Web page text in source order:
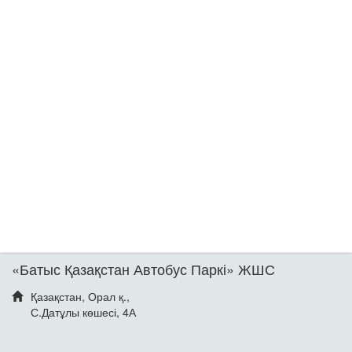
«Батыс Қазақстан Автобус Паркі» ЖШС
Қазақстан, Орал қ.,
С.Датұлы көшесі, 4А